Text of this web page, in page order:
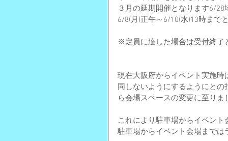
３月の延期開催となります6/
6/8(月)正午～6/10(水)13時まで
※定員に達した場合は受付終了
現在大阪府からイベント実施
同しないようにするようにと
ら会場スペースの変更に至りま
これにより駐車場からイベン
駐車場からイベント会場までは